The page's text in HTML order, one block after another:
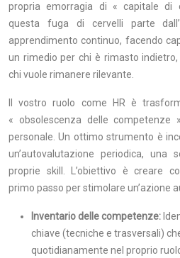
propria emorragia di « capitale di
questa fuga di cervelli parte
apprendimento continuo, facendo
un rimedio per chi è rimasto
chi vuole rimanere rilevante.
Il vostro ruolo come HR è
« obsolescenza delle
personale. Un ottimo strumento è
un’autovalutazione periodica,
proprie skill. L’obiettivo è creare
primo passo per stimolare un’azione
Inventario delle competenze:
chiave (tecniche e trasversali)
quotidianamente nel proprio